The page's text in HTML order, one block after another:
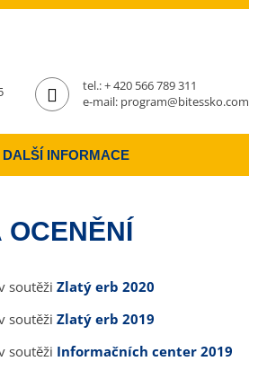
tel.:+ 420 566 789 311
e-mail: program@bitessko.com
DALŠÍ INFORMACE
soutěži Zlatý erb 2020
soutěži Zlatý erb 2019
soutěži Informačních center 2019